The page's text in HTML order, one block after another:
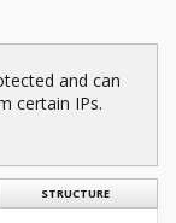
and can
certain IPs.
STRUCTURE